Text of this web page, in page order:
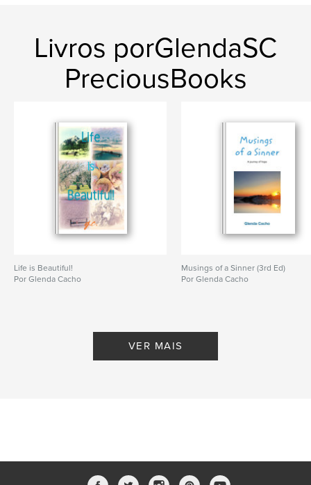
Livros porGlendaSC
PreciousBooks
Life is Beautiful!
Por Glenda Cacho
Musings of a Sinner (3rd Ed)
Por Glenda Cacho
VER MAIS